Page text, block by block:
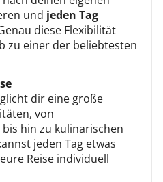
und jeden Tag
diese Flexibilität
zu einer der beliebtesten
dir eine große
von
hin zu kulinarischen
jeden Tag etwas
Reise individuell